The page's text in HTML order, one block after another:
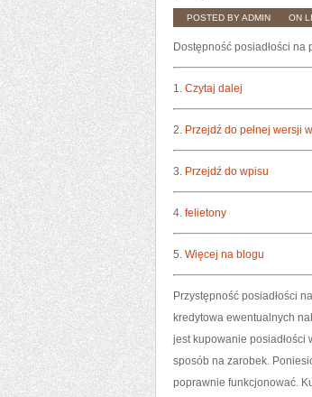
POSTED BY ADMIN ON
Dostępność posiadłości
1. Czytaj dalej
2. Przejdź do pełnej wersji
3. Przejdź do wpisu
4. felietony
5. Więcej na blogu
Przystępność posiadłości
kredytowa ewentualnych
jest kupowanie posiadłości
sposób na zarobek.
poprawnie funkcjonować.